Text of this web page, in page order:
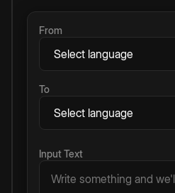
From
To
Input Text